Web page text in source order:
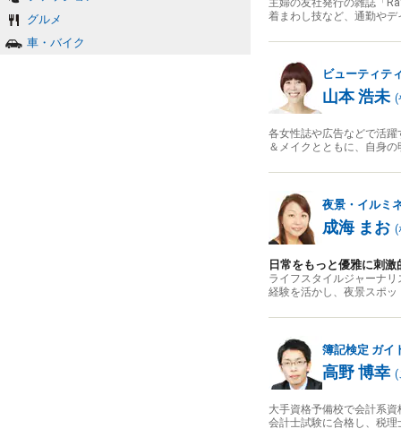
グルメ
車・バイク
主婦の友社発行の雑誌「
着まわし技など、通勤や
ビューティテ
山本 浩未 (
各女性誌や広告などで活
＆メイクとともに、自身
夜景・イルミ
成海 まお (
日常をもっと優雅に刺
ライフスタイルジャーナ
経験を活かし、夜景スポ
簿記検定 ガイ
高野 博幸 (
大手資格予備校で会計系
会計士試験に合格し、税